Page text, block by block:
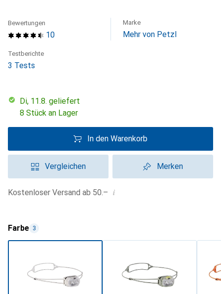
10
Bewertungen Marke
Mehr von Petzl
Testberichte
3 Tests
Di, 11.8. geliefert
8 Stück an Lager
In den Warenkorb
Vergleichen Merken
Kostenloser Versand ab 50.– i
Farbe 3